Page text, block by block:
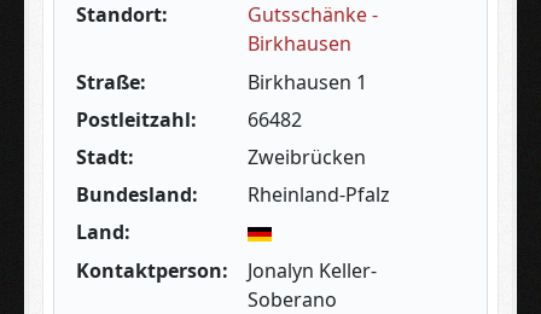
Standort:
Gutsschänke -
Birkhausen
Straße:
Birkhausen 1
Postleitzahl:
66482
Stadt:
Zweibrücken
Bundesland:
Rheinland-Pfalz
Land:
Kontaktperson:
Jonalyn Keller-
Soberano